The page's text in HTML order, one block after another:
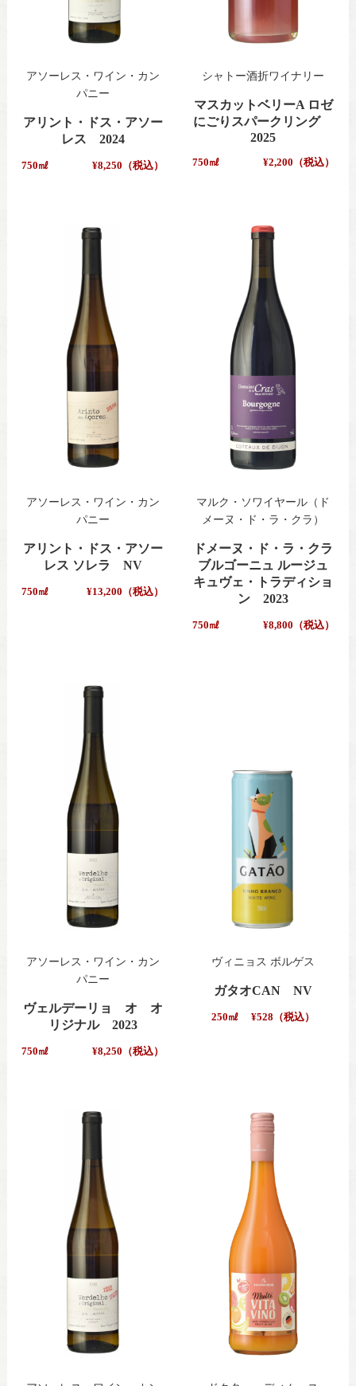
アソーレス・ワイン・カン
パニー
アリント・ドス・アソー
レス 2024
750㎖ ¥8,250（税込）
シャトー酒折ワイナリー
マスカットベリーA ロゼ
にごりスパークリング
2025
750㎖ ¥2,200（税込）
アソーレス・ワイン・カン
パニー
アリント・ドス・アソー
レス ソレラ NV
750㎖ ¥13,200（税込）
マルク・ソワイヤール（ド
メーヌ・ド・ラ・クラ）
ドメーヌ・ド・ラ・クラ
ブルゴーニュ ルージュ
キュヴェ・トラディショ
ン 2023
750㎖ ¥8,800（税込）
アソーレス・ワイン・カン
パニー
ヴェルデーリョ オ オ
リジナル 2023
750㎖ ¥8,250（税込）
ヴィニョス ボルゲス
ガタオCAN NV
250㎖ ¥528（税込）